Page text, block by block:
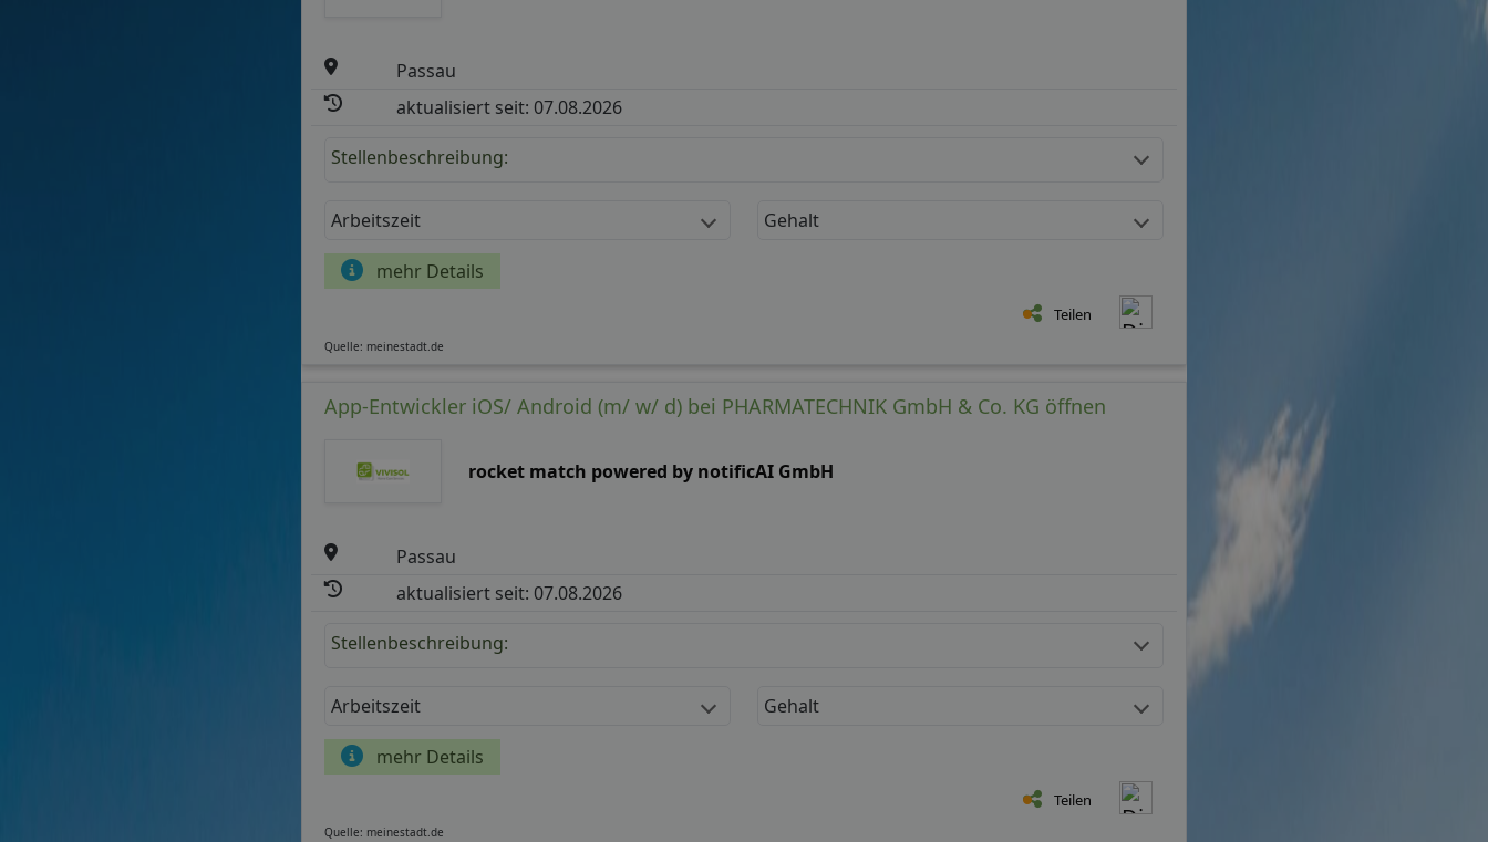
Passau
aktualisiert seit: 07.08.2026
Stellenbeschreibung:
Arbeitszeit Gehalt
mehr Details
Teilen
Quelle: meinestadt.de
App-Entwickler iOS/ Android (m/ w/ d) bei PHARMATECHNIK GmbH & Co. KG öffnen
rocket match powered by notificAI GmbH
Passau
aktualisiert seit: 07.08.2026
Stellenbeschreibung:
Arbeitszeit Gehalt
mehr Details
Teilen
Quelle: meinestadt.de